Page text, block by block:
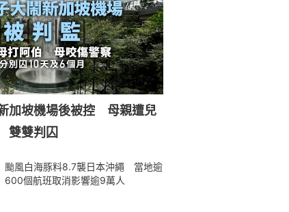
加坡機場後被控 母親遭兒
雙雙判囚
颱風白海豚料8.7襲日本沖繩 當地逾
600個航班取消影響逾9萬人